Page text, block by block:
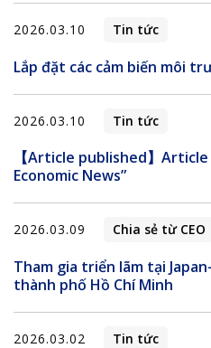
2026.03.10 Tin tức
Lắp đặt các cảm biến môi
2026.03.10 Tin tức
【Article published】Article
Economic News”
2026.03.09 Chia sẻ từ CEO
Tham gia triển lãm tại
thành phố Hồ Chí Minh
2026.03.02 Tin tức